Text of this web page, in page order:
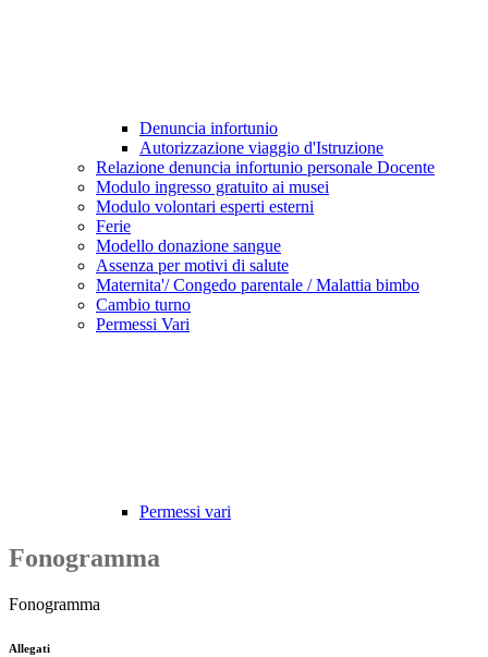
Denuncia infortunio
Autorizzazione viaggio d'Istruzione
Relazione denuncia infortunio personale Docente
Modulo ingresso gratuito ai musei
Modulo volontari esperti esterni
Ferie
Modello donazione sangue
Assenza per motivi di salute
Maternita'/ Congedo parentale / Malattia bimbo
Cambio turno
Permessi Vari
Permessi vari
Fonogramma
Fonogramma
Allegati